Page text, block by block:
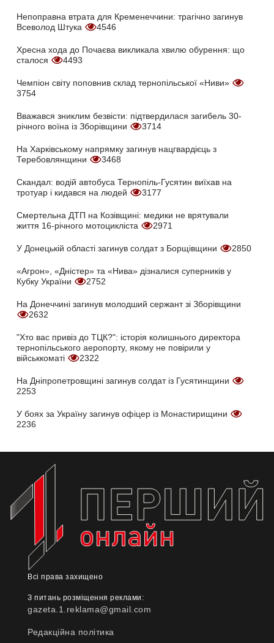
Непоправна втрата для Кременеччини: трагічно загинув
Всеволод Штука
4546
Хресна хода до Почаєва викликала хвилю обурення: що
сталося
4493
Чемпіон світу поповнив склад тернопільської «Ниви»
3754
Вважався зниклим безвісти: підтвердилася загибель 30-
річного воїна із Зборівщини
3714
На Харківському напрямку загинув нацгвардієць з
Теребовлянщини
3468
Скандал: водій автобуса Тернопіль-Гусятин виїхав на
тротуар і кидався на людей
3177
Смертельна ДТП на Козівщині: медики не врятували
життя 16-річного мотоцикліста
2971
У Донецькій області загинув солдат з Борщівщини 2850
«Агрон», «Дністер» та «Нива» дізналися суперників у
Кубку України
2752
На Донеччині загинув молодший сержант зі Зборівщини
2632
"Хто вас привіз до ТЦК?": історія колишнього директора
тернопільського аеропорту, якому не повірили у
військкоматі
2322
На Дніпропетровщині загинув солдат із Гусятинщини
2253
У боях за Україну загинув офіцер із Монастирищини
2236
Всі права захищено
З питань розміщення реклами:
gazeta.1.reklama@gmail.com
Редакційна політика